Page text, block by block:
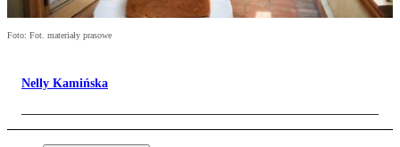
Foto: Fot. materiały prasowe
Nelly Kamińska